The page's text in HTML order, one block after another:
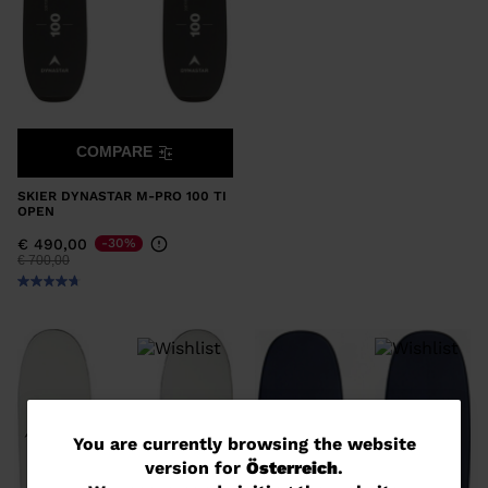
You
are
You are currently browsing the website
version for Österreich.
SKIER DYNASTAR M-PRO 100 TI
OPEN
€ 490,00
Preis reduziert von
€ 700,00auf
-30%
COMPARE